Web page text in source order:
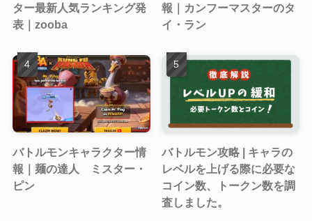
ター最新人気ランキング発
表｜zooba
報｜カンフーマスターのタ
イ・ラン
バトルモンキャラクター情
報｜麺の達人 ミスター・
ピン
バトルモン攻略 | キャラの
レベルを上げる際に必要な
コイン数、トークン数を調
査しました。